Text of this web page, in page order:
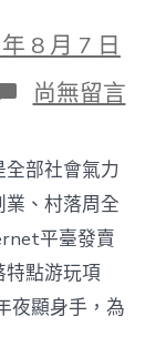
8 月 7 日
在
〈為
落
財
產
復
興
注
進
人
尚無留言
部社會氣力
、村落周全
平臺發賣
特點游玩項
夜顯身手，為